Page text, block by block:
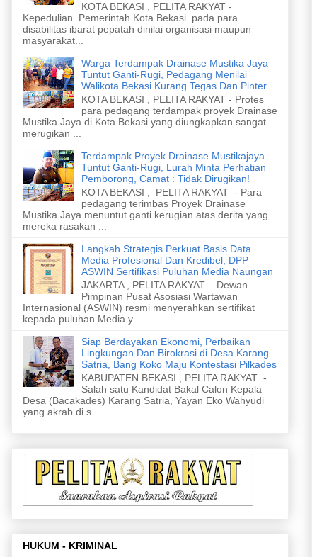
KOTA BEKASI , PELITA RAKYAT -
Kepedulian Pemerintah Kota Bekasi pada para
disabilitas ibarat pepatah dinilai organisasi maupun
masyarakat...
Warga Terdampak Drainase Mustika Jaya
Tuntut Ganti-Rugi, Pedagang Menilai
Walikota Bekasi Kurang Tegas Dan Pinter
KOTA BEKASI , PELITA RAKYAT - Protes
para pedagang terdampak proyek Drainase
Mustika Jaya di Kota Bekasi yang diungkapkan sangat
merugikan ...
Terdampak Proyek Drainase Mustikajaya
Tuntut Ganti-Rugi, Lurah Minta Perhatian
Pemborong, Camat : Tidak Dirugikan!
KOTA BEKASI , PELITA RAKYAT - Para
pedagang terimbas Proyek Drainase
Mustika Jaya menuntut ganti kerugian atas derita yang
mereka rasakan ...
Langkah Strategis Perkuat Basis Data
Media Profesional Dan Kredibel, DPP
ASWIN Sertifikasi Puluhan Media Naungan
JAKARTA , PELITA RAKYAT – Dewan
Pimpinan Pusat Asosiasi Wartawan
Internasional (ASWIN) resmi menyerahkan sertifikat
kepada puluhan Media y...
Siap Berdayakan Ekonomi, Perbaikan
Lingkungan Dan Birokrasi di Desa Karang
Satria, Bang Koko Maju Kontestasi Pilkades
KABUPATEN BEKASI , PELITA RAKYAT -
Salah satu Kandidat Bakal Calon Kepala
Desa (Bacakades) Karang Satria, Yayan Eko Wahyudi
yang akrab di s...
HUKUM - KRIMINAL